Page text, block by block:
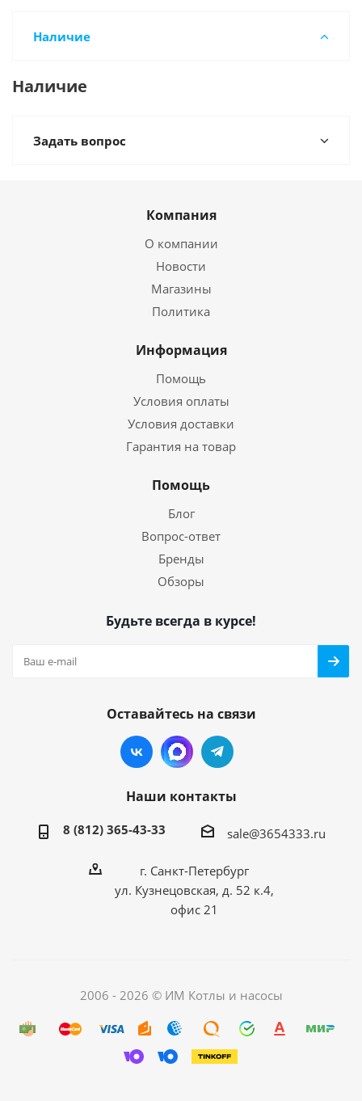
Наличие
Наличие
Задать вопрос
Компания
О компании
Новости
Магазины
Политика
Информация
Помощь
Условия оплаты
Условия доставки
Гарантия на товар
Помощь
Блог
Вопрос-ответ
Бренды
Обзоры
Будьте всегда в курсе!
Оставайтесь на связи
Наши контакты
8 (812) 365-43-33 sale@3654333.ru
г. Санкт-Петербург
ул. Кузнецовская, д. 52 к.4,
офис 21
2006 - 2026 © ИМ Котлы и насосы